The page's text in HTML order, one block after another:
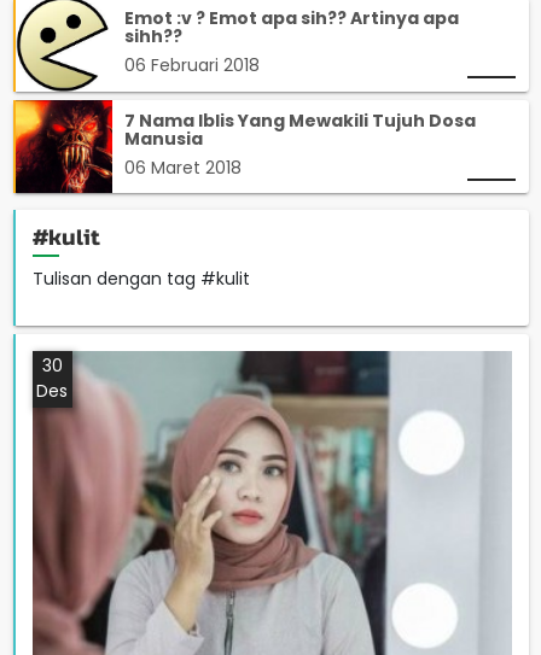
Emot :v ? Emot apa sih?? Artinya apa
sihh??
06 Februari 2018
7 Nama Iblis Yang Mewakili Tujuh Dosa
Manusia
06 Maret 2018
#kulit
Tulisan dengan tag #kulit
30
Des